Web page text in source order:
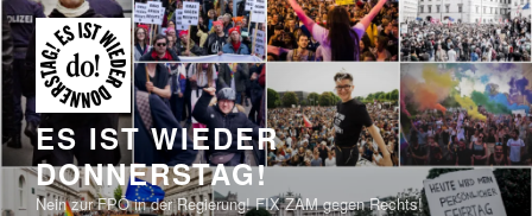
Zum
Inhalt
springen
ES IST WIEDER
DONNERSTAG!
Nein zur FPÖ in der Regierung! FIX ZAM gegen Rechts!